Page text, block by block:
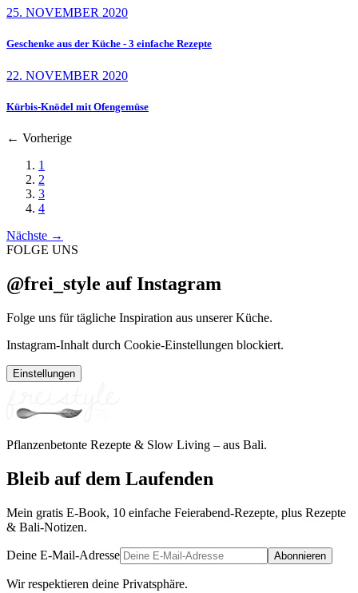
25. NOVEMBER 2020
Geschenke aus der Küche - 3 einfache Rezepte
22. NOVEMBER 2020
Kürbis-Knödel mit Ofengemüse
← Vorherige
1
2
3
4
Nächste →
FOLGE UNS
@frei_style auf Instagram
Folge uns für tägliche Inspiration aus unserer Küche.
Instagram-Inhalt durch Cookie-Einstellungen blockiert.
Einstellungen
Pflanzenbetonte Rezepte & Slow Living – aus Bali.
Bleib auf dem Laufenden
Mein gratis E-Book, 10 einfache Feierabend-Rezepte, plus Rezepte
& Bali-Notizen.
Deine E-Mail-Adresse Abonnieren
Wir respektieren deine Privatsphäre.